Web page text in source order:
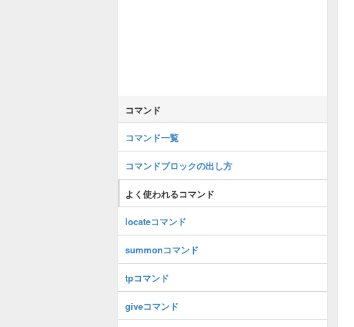
コマンド
コマンド一覧
コマンドブロックの出し方
よく使われるコマンド
locateコマンド
summonコマンド
tpコマンド
giveコマンド